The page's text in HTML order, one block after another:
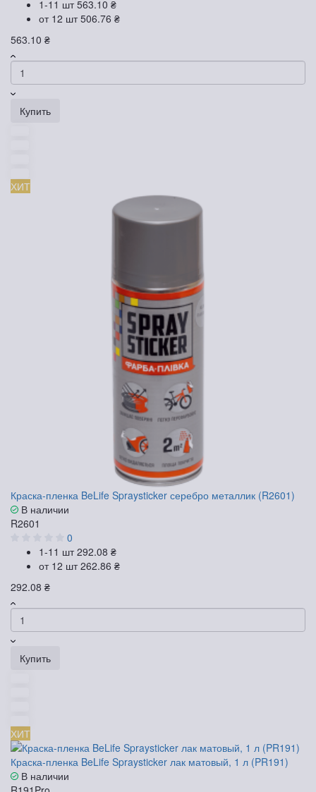
1-11 шт563.10 ₴
от 12 шт506.76 ₴
563.10 ₴
Купить
ХИТ
Краска-пленка BeLife Spraysticker серебро металлик (R2601)
В наличии
R2601
0
1-11 шт292.08 ₴
от 12 шт262.86 ₴
292.08 ₴
Купить
ХИТ
Краска-пленка BeLife Spraysticker лак матовый, 1 л (PR191)
В наличии